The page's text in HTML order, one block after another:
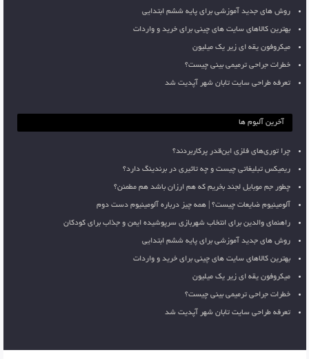
روش های جدید آموزشی برای پایه ششم ابتدایی
بهترین کالاهای سایت های چینی برای خرید و واردات
میکروفون یقه ای زیر یک میلیون
خطرات جراحی ترمیمی بینی چیست؟
تعرفه طراحی سایت تابان شهر آپدیت شد
آخرین آلبوم ها
چرا توری‌های فلزی این‌قدر پرکاربردند؟
ریمیکس تبلیغاتی چیست و چه تاثیری در برندینگ دارد؟
چطور جم موبایل لجند بخریم که هم ارزان باشد هم مطمئن؟
آلومینیوم ضایعات چیست؟ | همه چیز درباره آلومینیوم دست دوم
راهنمای والدین برای انتخاب شهربازی سرپوشیده ایمن و جذاب برای کودکان
روش های جدید آموزشی برای پایه ششم ابتدایی
بهترین کالاهای سایت های چینی برای خرید و واردات
میکروفون یقه ای زیر یک میلیون
خطرات جراحی ترمیمی بینی چیست؟
تعرفه طراحی سایت تابان شهر آپدیت شد